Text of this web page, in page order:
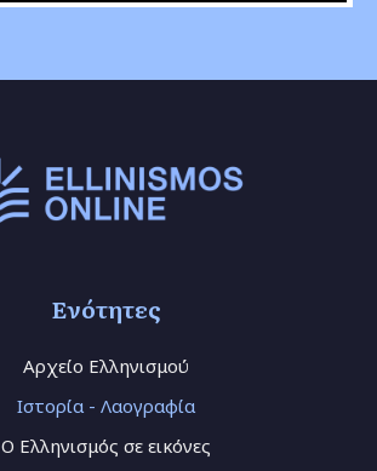
Ενότητες
Αρχείο Ελληνισμού
Ιστορία - Λαογραφία
Ο Ελληνισμός σε εικόνες